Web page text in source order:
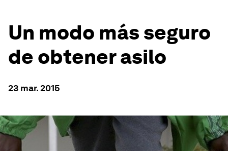
Un modo más seguro
de obtener asilo
23 mar. 2015